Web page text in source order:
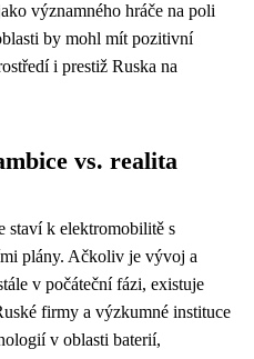
významného hráče na poli
by mohl mít pozitivní
i prestiž Ruska na
vs. realita
staví k elektromobilitě s
plány. Ačkoliv je vývoj a
v počáteční fázi, existuje
firmy a výzkumné instituce
v oblasti baterií,